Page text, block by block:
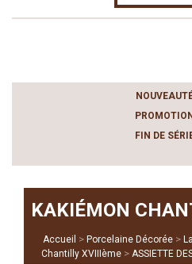
FIN DE
KAKIÉMON
Accueil > Porcelaine Décorée >
Chantilly XVIIIème > ASSIETTE